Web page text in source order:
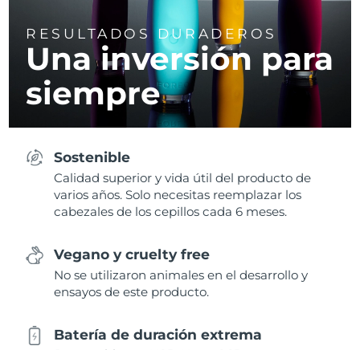
RESULTADOS DURADEROS
Una inversión para
siempre
Sostenible
Calidad superior y vida útil del producto de
varios años. Solo necesitas reemplazar los
cabezales de los cepillos cada 6 meses.
Vegano y cruelty free
No se utilizaron animales en el desarrollo y
ensayos de este producto.
Batería de duración extrema